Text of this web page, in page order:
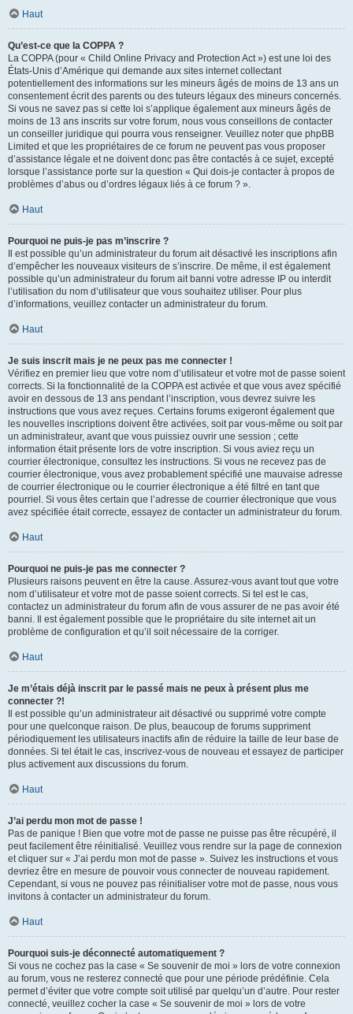
Haut
Qu’est-ce que la COPPA ?
La COPPA (pour « Child Online Privacy and Protection Act ») est une loi des
États-Unis d’Amérique qui demande aux sites internet collectant
potentiellement des informations sur les mineurs âgés de moins de 13 ans un
consentement écrit des parents ou des tuteurs légaux des mineurs concernés.
Si vous ne savez pas si cette loi s’applique également aux mineurs âgés de
moins de 13 ans inscrits sur votre forum, nous vous conseillons de contacter
un conseiller juridique qui pourra vous renseigner. Veuillez noter que phpBB
Limited et que les propriétaires de ce forum ne peuvent pas vous proposer
d’assistance légale et ne doivent donc pas être contactés à ce sujet, excepté
lorsque l’assistance porte sur la question « Qui dois-je contacter à propos de
problèmes d’abus ou d’ordres légaux liés à ce forum ? ».
Haut
Pourquoi ne puis-je pas m’inscrire ?
Il est possible qu’un administrateur du forum ait désactivé les inscriptions afin
d’empêcher les nouveaux visiteurs de s’inscrire. De même, il est également
possible qu’un administrateur du forum ait banni votre adresse IP ou interdit
l’utilisation du nom d’utilisateur que vous souhaitez utiliser. Pour plus
d’informations, veuillez contacter un administrateur du forum.
Haut
Je suis inscrit mais je ne peux pas me connecter !
Vérifiez en premier lieu que votre nom d’utilisateur et votre mot de passe soient
corrects. Si la fonctionnalité de la COPPA est activée et que vous avez spécifié
avoir en dessous de 13 ans pendant l’inscription, vous devrez suivre les
instructions que vous avez reçues. Certains forums exigeront également que
les nouvelles inscriptions doivent être activées, soit par vous-même ou soit par
un administrateur, avant que vous puissiez ouvrir une session ; cette
information était présente lors de votre inscription. Si vous aviez reçu un
courrier électronique, consultez les instructions. Si vous ne recevez pas de
courrier électronique, vous avez probablement spécifié une mauvaise adresse
de courrier électronique ou le courrier électronique a été filtré en tant que
pourriel. Si vous êtes certain que l’adresse de courrier électronique que vous
avez spécifiée était correcte, essayez de contacter un administrateur du forum.
Haut
Pourquoi ne puis-je pas me connecter ?
Plusieurs raisons peuvent en être la cause. Assurez-vous avant tout que votre
nom d’utilisateur et votre mot de passe soient corrects. Si tel est le cas,
contactez un administrateur du forum afin de vous assurer de ne pas avoir été
banni. Il est également possible que le propriétaire du site internet ait un
problème de configuration et qu’il soit nécessaire de la corriger.
Haut
Je m’étais déjà inscrit par le passé mais ne peux à présent plus me
connecter ?!
Il est possible qu’un administrateur ait désactivé ou supprimé votre compte
pour une quelconque raison. De plus, beaucoup de forums suppriment
périodiquement les utilisateurs inactifs afin de réduire la taille de leur base de
données. Si tel était le cas, inscrivez-vous de nouveau et essayez de participer
plus activement aux discussions du forum.
Haut
J’ai perdu mon mot de passe !
Pas de panique ! Bien que votre mot de passe ne puisse pas être récupéré, il
peut facilement être réinitialisé. Veuillez vous rendre sur la page de connexion
et cliquer sur « J’ai perdu mon mot de passe ». Suivez les instructions et vous
devriez être en mesure de pouvoir vous connecter de nouveau rapidement.
Cependant, si vous ne pouvez pas réinitialiser votre mot de passe, nous vous
invitons à contacter un administrateur du forum.
Haut
Pourquoi suis-je déconnecté automatiquement ?
Si vous ne cochez pas la case « Se souvenir de moi » lors de votre connexion
au forum, vous ne resterez connecté que pour une période prédéfinie. Cela
permet d’éviter que votre compte soit utilisé par quelqu’un d’autre. Pour rester
connecté, veuillez cocher la case « Se souvenir de moi » lors de votre